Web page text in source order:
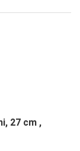
27 cm ,